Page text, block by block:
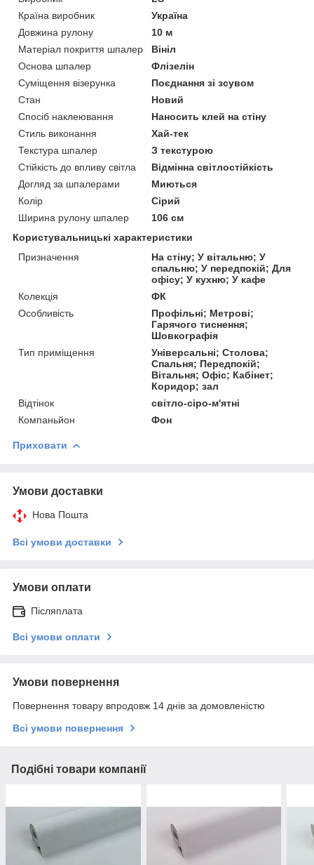
Країна виробник
Україна
Довжина рулону
10 м
Матеріал покриття шпалер
Вініл
Основа шпалер
Флізелін
Суміщення візерунка
Поєднання зі зсувом
Стан
Новий
Спосіб наклеювання
Наносить клей на стіну
Стиль виконання
Хай-тек
Текстура шпалер
З текстурою
Стійкість до впливу світла
Відмінна світлостійкість
Догляд за шпалерами
Миються
Колір
Сірий
Ширина рулону шпалер
106 см
Користувальницькі характеристики
Призначення
На стіну; У вітальню; У
спальню; У передпокій; Для
офісу; У кухню; У кафе
Колекція
ФК
Особливість
Профільні; Метрові;
Гарячого тиснення;
Шовкографія
Тип приміщення
Універсальні; Столова;
Спальня; Передпокій;
Вітальня; Офіс; Кабінет;
Коридор; зал
Відтінок
світло-сіро-м'ятні
Компаньйон
Фон
Приховати
Умови доставки
Нова Пошта
Всі умови доставки
Умови оплати
Післяплата
Всі умови оплати
Умови повернення
Повернення товару впродовж 14 днів за домовленістю
Всі умови повернення
Подібні товари компанії